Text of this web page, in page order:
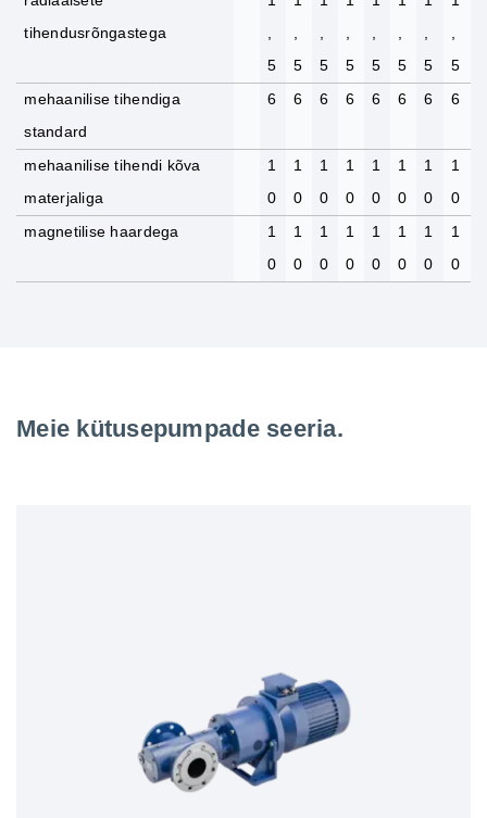
tihendusrõngastega
,
5
,
5
,
5
,
5
,
5
,
5
,
5
,
5
mehaanilise tihendiga
standard
6 6 6 6 6 6 6 6
mehaanilise tihendi kõva
materjaliga
1
0
1
0
1
0
1
0
1
0
1
0
1
0
1
0
magnetilise haardega
1
0
1
0
1
0
1
0
1
0
1
0
1
0
1
0
Meie kütusepumpade seeria.